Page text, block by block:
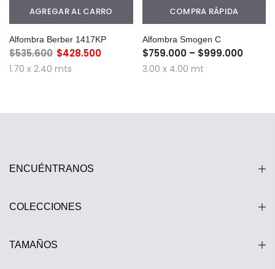
AGREGAR AL CARRO
Alfombra Berber 1417KP
$535.600 $428.500
1.70 x 2.40 mts
COMPRA RÁPIDA
Alfombra Smogen C
$759.000 – $999.000
3.00 x 4.00 mt
ENCUÉNTRANOS
COLECCIONES
TAMAÑOS